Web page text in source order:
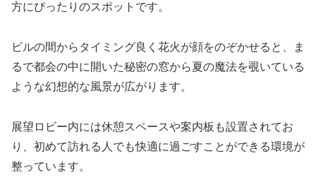
方にぴったりのスポットです。
ビルの間からタイミング良く花火が顔をのぞかせると、ま
るで都会の中に開いた秘密の窓から夏の魔法を覗いている
ような幻想的な風景が広がります。
展望ロビー内には休憩スペースや案内板も設置されてお
り、初めて訪れる人でも快適に過ごすことができる環境が
整っています。